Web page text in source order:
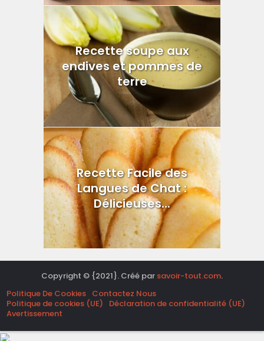
Recette soupe aux
endives et pommes de
terre
Recette Facile des
Langues de Chat :
Délicieuses...
Copyright © {2021}. Créé par savoir-tout.com.
Politique De Cookies Contactez Nous
Politique de cookies (UE)
Déclaration de confidentialité (UE)
Avertissement